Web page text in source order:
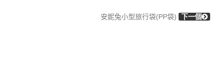
安妮兔小型旅行袋(PP袋) 下一個